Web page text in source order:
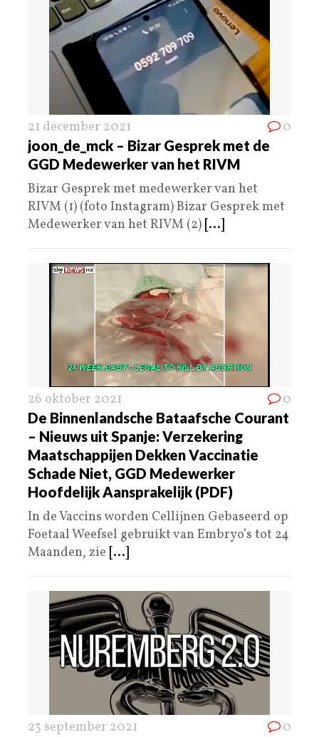
21 december 2021 0
joon_de_mck – Bizar Gesprek met de
GGD Medewerker van het RIVM
Bizar Gesprek met medewerker van het
RIVM (1) (foto Instagram) Bizar Gesprek met
Medewerker van het RIVM (2) [...]
26 oktober 2021 0
De Binnenlandsche Bataafsche Courant
– Nieuws uit Spanje: Verzekering
Maatschappijen Dekken Vaccinatie
Schade Niet, GGD Medewerker
Hoofdelijk Aansprakelijk (PDF)
In de Vaccins worden Cellijnen Gebaseerd op
Foetaal Weefsel gebruikt van Embryo’s tot 24
Maanden, zie [...]
23 september 2021 0